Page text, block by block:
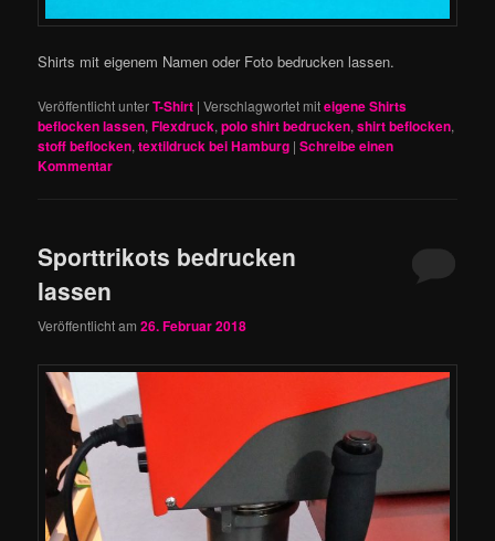
Shirts mit eigenem Namen oder Foto bedrucken lassen.
Veröffentlicht unterT-Shirt |Verschlagwortet miteigene Shirts
beflocken lassen,Flexdruck,polo shirt bedrucken,shirt beflocken,
stoff beflocken,textildruck bei Hamburg |Schreibe einen
Kommentar
Sporttrikots bedrucken
lassen
Veröffentlicht am26. Februar 2018